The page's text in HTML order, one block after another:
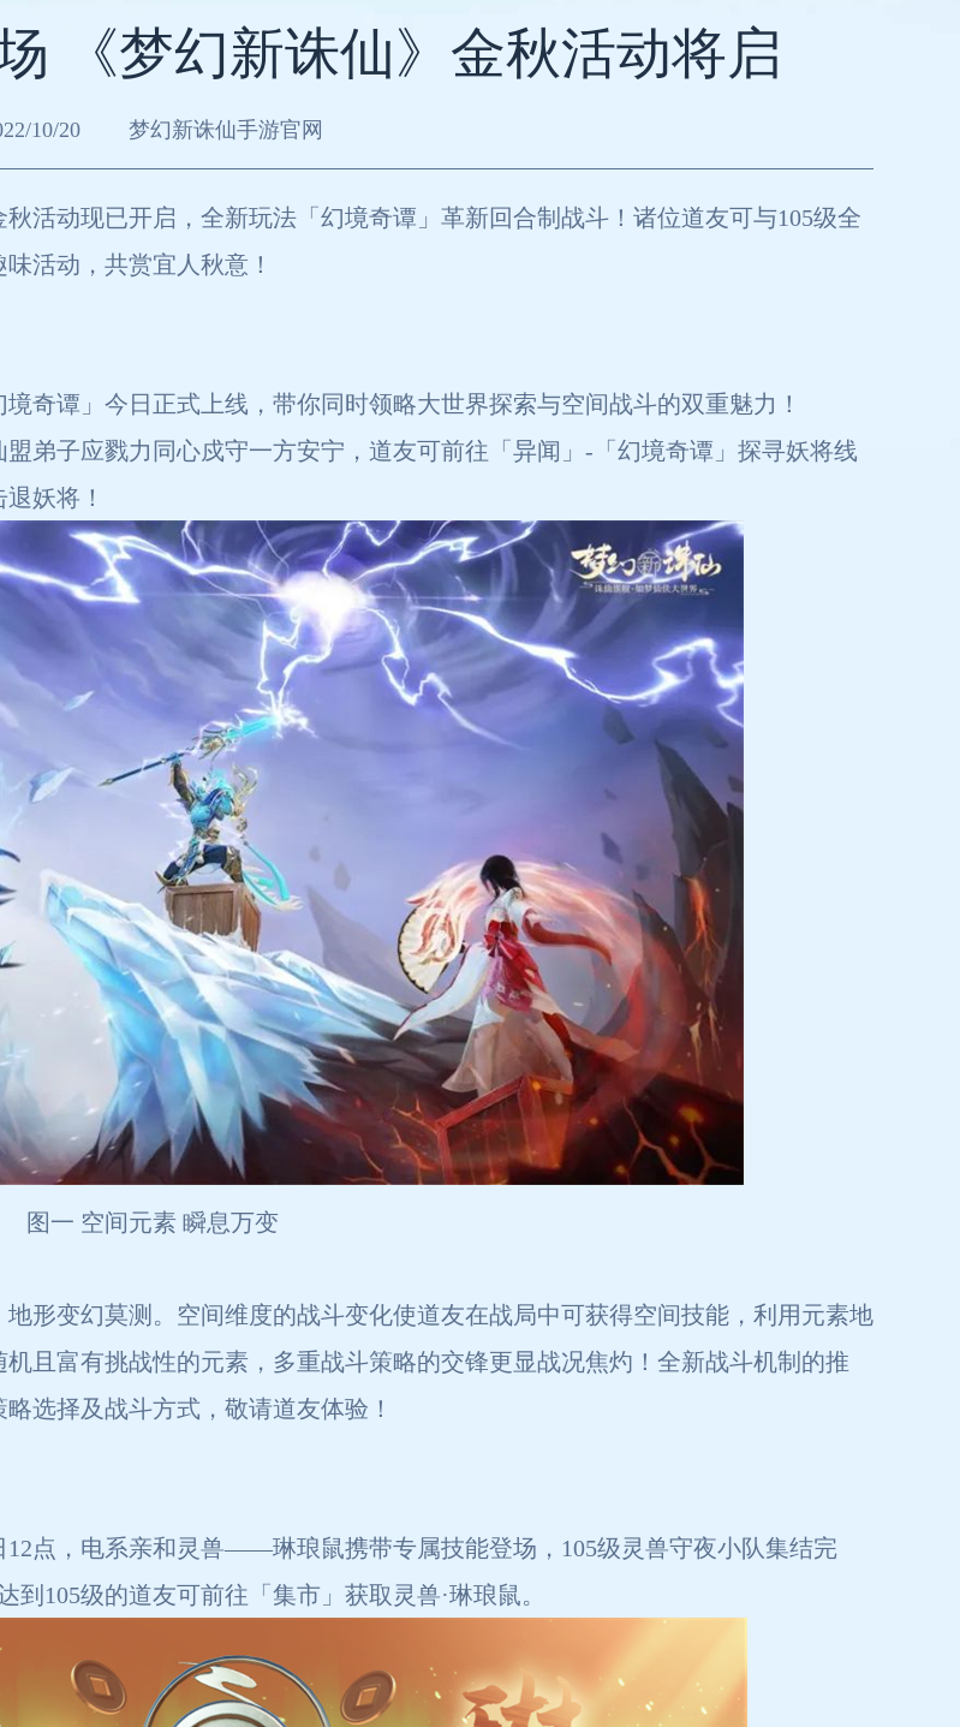
《梦幻新诛仙》金秋活动将启
10/20 梦幻新诛仙手游官网
活动现已开启，全新玩法「幻境奇谭」革新回合制战斗！诸位道友可与105级全
活动，共赏宜人秋意！
奇谭」今日正式上线，带你同时领略大世界探索与空间战斗的双重魅力！
弟子应戮力同心戍守一方安宁，道友可前往「异闻」-「幻境奇谭」探寻妖将线
妖将！
图一 空间元素 瞬息万变
形变幻莫测。空间维度的战斗变化使道友在战局中可获得空间技能，利用元素地
且富有挑战性的元素，多重战斗策略的交锋更显战况焦灼！全新战斗机制的推
选择及战斗方式，敬请道友体验！
点，电系亲和灵兽——琳琅鼠携带专属技能登场，105级灵兽守夜小队集结完
105级的道友可前往「集市」获取灵兽·琳琅鼠。